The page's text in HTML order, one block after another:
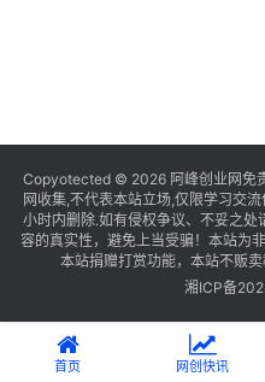
Copyotected © 2026 阿峰创业网 免
网收集,不代表本站立场,仅限学习交
小时内删除.如有侵权争议、不妥之
容的真实性，避免上当受骗！本站为
本站捐赠打赏功能，本站不贩
湘ICP备
首页 网创快讯